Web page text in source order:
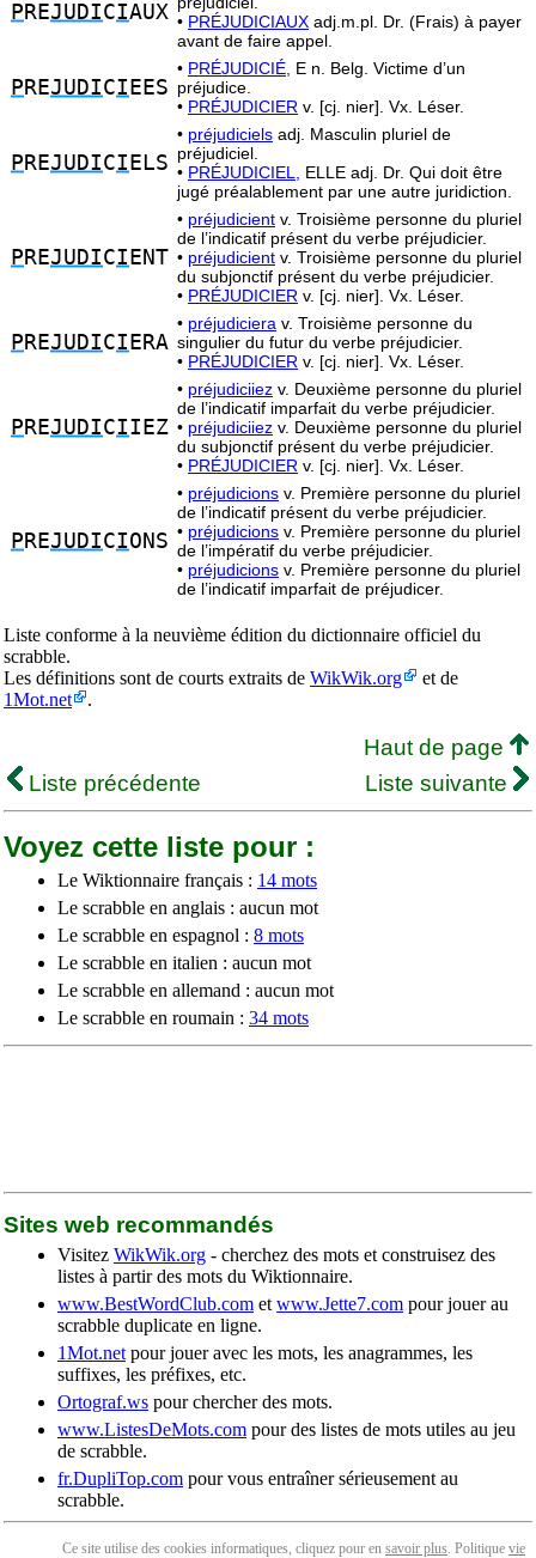
P REJUDICIAUX • PRÉJUDICIAUX adj.m.pl. Dr. (Frais) à payer
avant de faire appel.
P REJUDICI EES
• PRÉJUDICIÉ, E n. Belg. Victime d’un
préjudice.
• PRÉJUDICIER v. [cj. nier]. Vx. Léser.
P REJUDICI ELS
• préjudiciels adj. Masculin pluriel de
préjudiciel.
• PRÉJUDICIEL,
ELLE adj. Dr. Qui doit être
jugé préalablement par une autre juridiction.
P REJUDICI ENT
• préjudicient v. Troisième personne du pluriel
de l’indicatif présent du verbe préjudicier.
• préjudicient v. Troisième personne du pluriel
du subjonctif présent du verbe préjudicier.
• PRÉJUDICIER v. [cj. nier]. Vx. Léser.
P REJUDICI ERA
• préjudiciera v. Troisième personne du
singulier du futur du verbe préjudicier.
• PRÉJUDICIER v. [cj. nier]. Vx. Léser.
P REJUDICIIEZ
• préjudiciiez v. Deuxième personne du pluriel
de l’indicatif imparfait du verbe préjudicier.
• préjudiciiez v. Deuxième personne du pluriel
du subjonctif présent du verbe préjudicier.
• PRÉJUDICIER v. [cj. nier]. Vx. Léser.
P REJUDICIONS
• préjudicions v. Première personne du pluriel
de l’indicatif présent du verbe préjudicier.
• préjudicions v. Première personne du pluriel
de l’impératif du verbe préjudicier.
• préjudicions v. Première personne du pluriel
de l’indicatif imparfait de préjudicer.
Liste conforme à la neuvième édition du dictionnaire officiel du
scrabble.
Les définitions sont de courts extraits de WikWik.org
et de
1Mot.net
.
Haut de page
Liste précédente
Liste suivante
Voyez cette liste pour :
Le Wiktionnaire français : 14 mots
Le scrabble en anglais : aucun mot
Le scrabble en espagnol : 8 mots
Le scrabble en italien : aucun mot
Le scrabble en allemand : aucun mot
Le scrabble en roumain : 34 mots
Sites web recommandés
Visitez WikWik.org - cherchez des mots et construisez des
listes à partir des mots du Wiktionnaire.
www.BestWordClub.com et www.Jette7.com pour jouer au
scrabble duplicate en ligne.
1Mot.net pour jouer avec les mots, les anagrammes, les
suffixes, les préfixes, etc.
Ortograf.ws pour chercher des mots.
www.ListesDeMots.com pour des listes de mots utiles au jeu
de scrabble.
fr.DupliTop.com pour vous entraîner sérieusement au
scrabble.
Ce site utilise des cookies informatiques, cliquez pour en savoir plus. Politique vie